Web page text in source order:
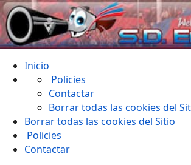
Inicio
Policies
Contactar
Borrar todas las cookies del
Borrar todas las cookies del Sitio
Policies
Contactar